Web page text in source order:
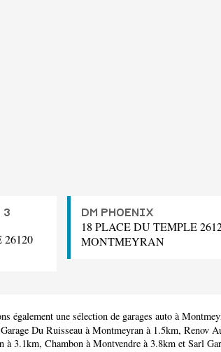
3
DM PHOENIX
18 PLACE DU TEMPLE
MONTMEYRAN
également une sélection de garages auto à
Garage Du Ruisseau à Montmeyran à 1.5km, Renov
à 3.1km, Chambon à Montvendre à 3.8km et Sarl